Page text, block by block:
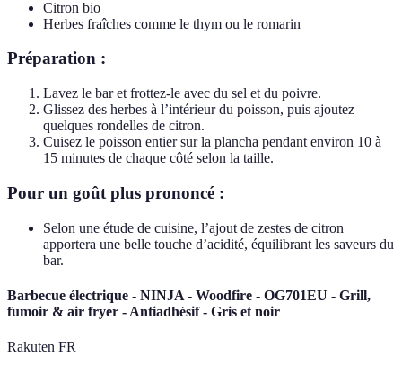
Citron bio
Herbes fraîches comme le thym ou le romarin
Préparation :
Lavez le bar et frottez-le avec du sel et du poivre.
Glissez des herbes à l’intérieur du poisson, puis ajoutez
quelques rondelles de citron.
Cuisez le poisson entier sur la plancha pendant environ 10 à
15 minutes de chaque côté selon la taille.
Pour un goût plus prononcé :
Selon une étude de cuisine, l’ajout de zestes de citron
apportera une belle touche d’acidité, équilibrant les saveurs du
bar.
Barbecue électrique - NINJA - Woodfire - OG701EU - Grill,
fumoir & air fryer - Antiadhésif - Gris et noir
Rakuten FR